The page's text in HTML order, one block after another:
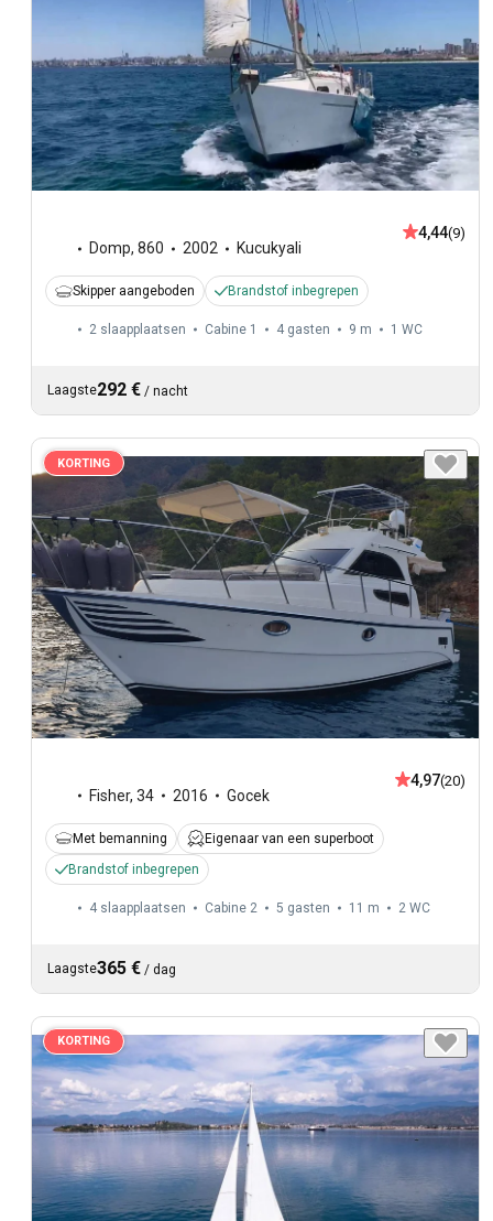
Domp, 860 2002 Kucukyali
4,44(9)
Skipper aangeboden Brandstof inbegrepen
2 slaapplaatsen Cabine 1 4 gasten 9 m 1 WC
Laagste292 € / nacht
KORTING
Fisher, 34 2016 Gocek
4,97(20)
Met bemanning
Eigenaar van een superboot
Brandstof inbegrepen
4 slaapplaatsen Cabine 2 5 gasten 11 m 2 WC
Laagste365 € / dag
KORTING